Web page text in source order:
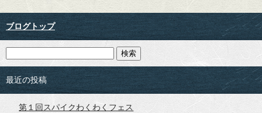
ブログトップ
最近の投稿
第１回スパイクわくわくフェス